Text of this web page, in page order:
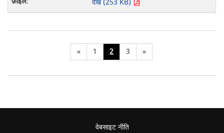
देखें (253 KB)
« 1 2 3 »
वेबसाइट नीति